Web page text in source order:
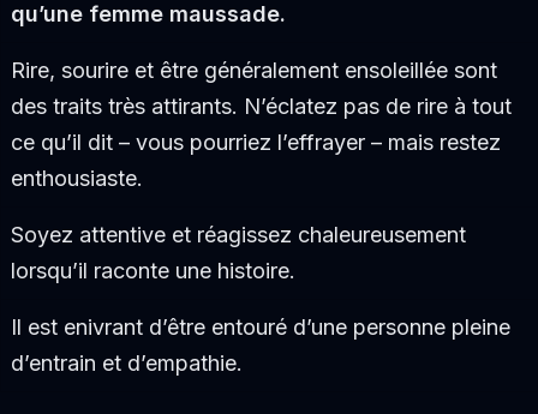
qu’une femme maussade.
Rire, sourire et être généralement ensoleillée sont
des traits très attirants. N’éclatez pas de rire à tout
ce qu’il dit – vous pourriez l’effrayer – mais restez
enthousiaste.
Soyez attentive et réagissez chaleureusement
lorsqu’il raconte une histoire.
Il est enivrant d’être entouré d’une personne pleine
d’entrain et d’empathie.